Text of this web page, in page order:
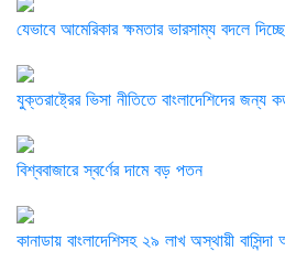
যেভাবে আমেরিকার ক্ষমতার ভারসাম্য বদলে
যুক্তরাষ্ট্রের ভিসা নীতিতে বাংলাদেশিদের জন্য
বিশ্ববাজারে স্বর্ণের দামে বড় পতন
কানাডায় বাংলাদেশিসহ ২৯ লাখ অস্থায়ী বাসিন্দা